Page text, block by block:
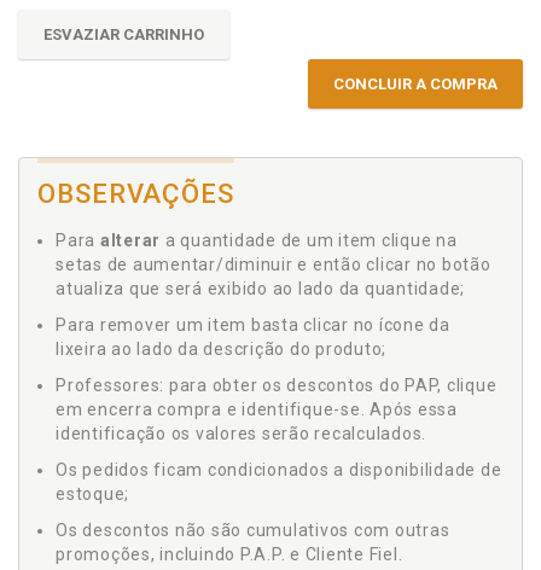
ESVAZIAR CARRINHO
CONCLUIR A COMPRA
OBSERVAÇÕES
Para alterar a quantidade de um item clique na
setas de aumentar/diminuir e então clicar no botão
atualiza que será exibido ao lado da quantidade;
Para remover um item basta clicar no ícone da
lixeira ao lado da descrição do produto;
Professores: para obter os descontos do PAP, clique
em encerra compra e identifique-se. Após essa
identificação os valores serão recalculados.
Os pedidos ficam condicionados a disponibilidade de
estoque;
Os descontos não são cumulativos com outras
promoções, incluindo P.A.P. e Cliente Fiel.